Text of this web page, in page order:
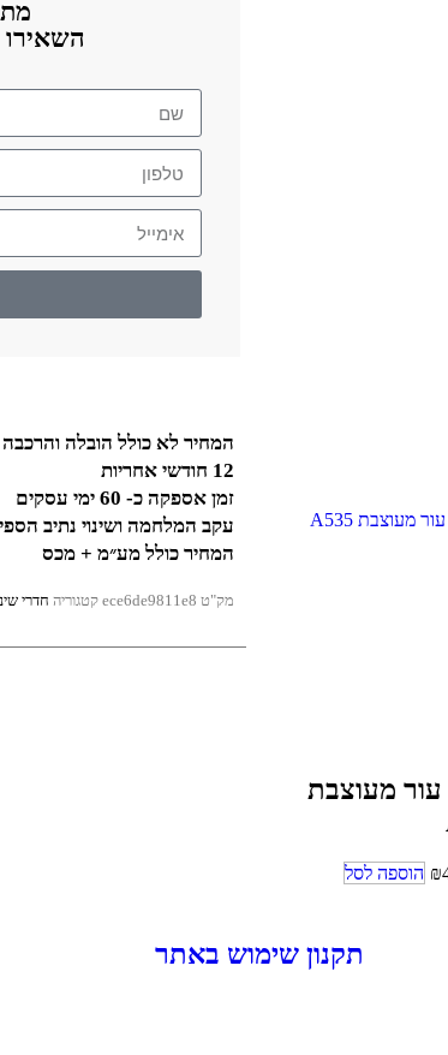
השאירו
מעוצבת
₪ הוספה לסל
המחיר לא כולל הובלה והרכבה
12 חודשי אחריות
זמן אספקה כ- 60 ימי עסקים
עקב המלחמה ושינוי נתיב
המחיר כולל מע״מ + מכס
מק"ט ece6de9811e8 קטגוריה חדרי
תקנון שימוש באתר